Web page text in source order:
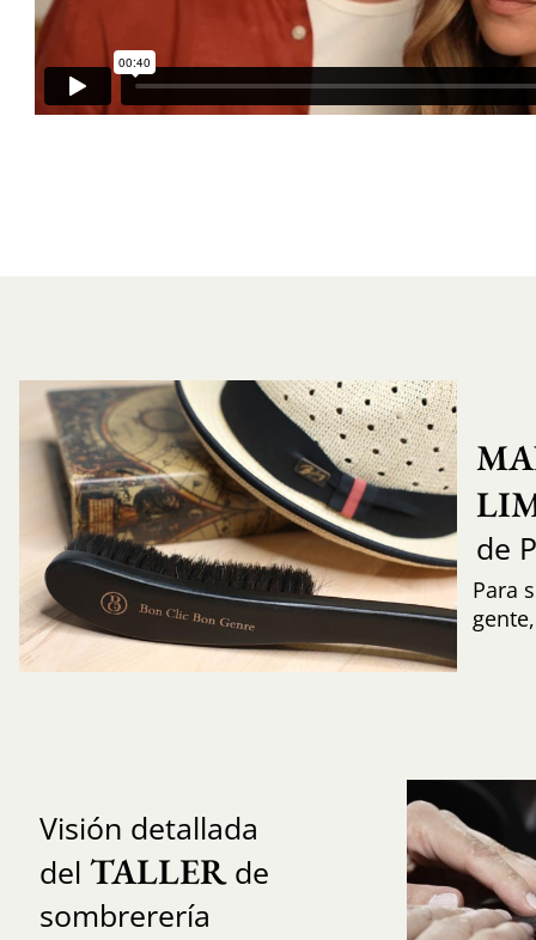
de
Para
Visión detallada
del TALLERde
sombrerería